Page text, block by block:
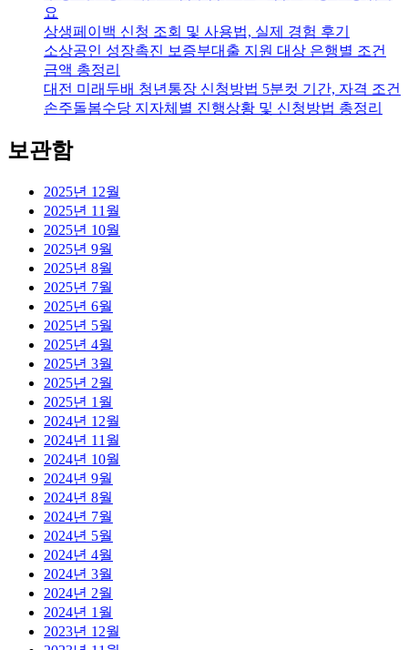
요
상생페이백 신청 조회 및 사용법, 실제 경험 후기
소상공인 성장촉진 보증부대출 지원 대상 은행별 조건
금액 총정리
대전 미래두배 청년통장 신청방법 5분컷 기간, 자격 조건
손주돌봄수당 지자체별 진행상황 및 신청방법 총정리
보관함
2025년 12월
2025년 11월
2025년 10월
2025년 9월
2025년 8월
2025년 7월
2025년 6월
2025년 5월
2025년 4월
2025년 3월
2025년 2월
2025년 1월
2024년 12월
2024년 11월
2024년 10월
2024년 9월
2024년 8월
2024년 7월
2024년 5월
2024년 4월
2024년 3월
2024년 2월
2024년 1월
2023년 12월